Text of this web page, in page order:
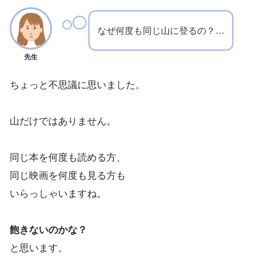
先生
なぜ何度も同じ山に登るの？…
ちょっと不思議に思いました。
山だけではありません。
同じ本を何度も読める方、
同じ映画を何度も見る方も
いらっしゃいますね。
飽きないのかな？
と思います。